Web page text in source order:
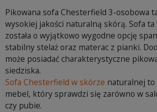
Pikowana sofa Chesterfield 3-osobowa
wysokiej jakości naturalną skórą. Sofa ta
została o wyjątkowo wygodne opcję
stabilny stelaż oraz materac z pianki.
może posiadać charakterystyczne
siedziska.
Sofa Chesterfield w skórze naturalnej to
mebel, który sprawdzi się zarówno w
czy pubie.